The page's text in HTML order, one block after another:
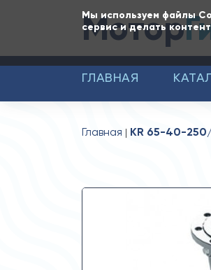
Мы используем файлы
сервис и делать
Мотор
ГЛАВНАЯ
Главная KR 65-40-